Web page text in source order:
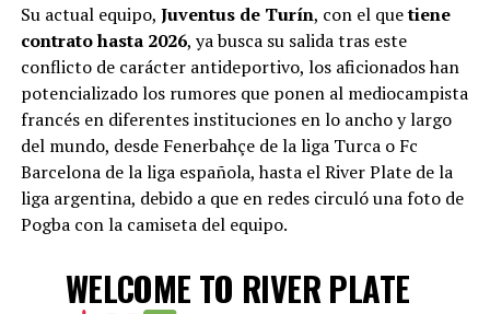
Su actual equipo, Juventus de Turín, con el quetiene
contrato hasta 2026, ya busca su salida tras este
conflicto de carácter antideportivo, los aficionados han
potencializado los rumores que ponen al mediocampista
francés en diferentes instituciones en lo ancho y largo
del mundo, desde Fenerbahçe de la liga Turca o Fc
Barcelona de la liga española, hasta el River Plate de la
liga argentina, debido a que en redes circuló una foto de
Pogba con la camiseta del equipo.
WELCOME TO RIVER PLATE